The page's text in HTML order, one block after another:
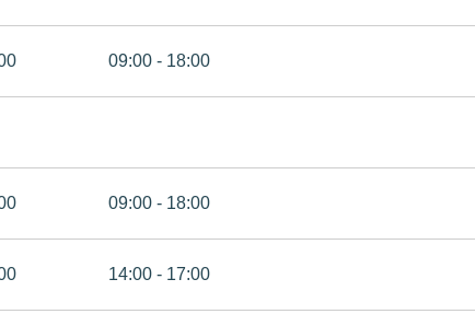
09:00 - 18:00
09:00 - 18:00
14:00 - 17:00